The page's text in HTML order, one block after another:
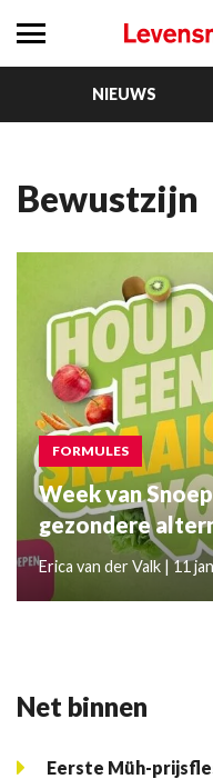
NIEUWS
Bewustzijn
FORMULES
Week van
gezondere
Erica van der Valk | 11
Net binnen
Eerste Müh-